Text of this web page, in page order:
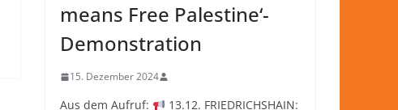
means Free Palestine‘-
Demonstration
15. Dezember 2024
Aus dem Aufruf: 13.12. FRIEDRICHSHAIN: